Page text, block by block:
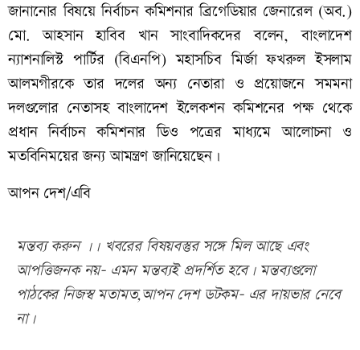
জানানোর বিষয়ে নির্বাচন কমিশনার ব্রিগেডিয়ার জেনারেল(অব.)
মো.আহসান হাবিব খান সাংবাদিকদের বলেন,বাংলাদেশ
ন্যাশনালিস্ট পার্টির(বিএনপি)মহাসচিব মির্জা ফখরুল ইসলাম
আলমগীরকে তার দলের অন্য নেতারা ও প্রয়োজনে সমমনা
দলগুলোর নেতাসহ বাংলাদেশ ইলেকশন কমিশনের পক্ষ থেকে
প্রধান নির্বাচন কমিশনার ডিও পত্রের মাধ্যমে আলোচনা ও
মতবিনিময়ের জন্য আমন্ত্রণ জানিয়েছেন।
আপন দেশ/এবি
মন্তব্য করুন ।। খবরের বিষয়বস্তুর সঙ্গে মিল আছে এবং
আপত্তিজনক নয়- এমন মন্তব্যই প্রদর্শিত হবে। মন্তব্যগুলো
পাঠকের নিজস্ব মতামত,আপন দেশ ডটকম- এর দায়ভার নেবে
না।